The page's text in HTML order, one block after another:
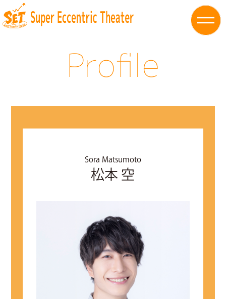
Profile
Sora Matsumoto
松本 空